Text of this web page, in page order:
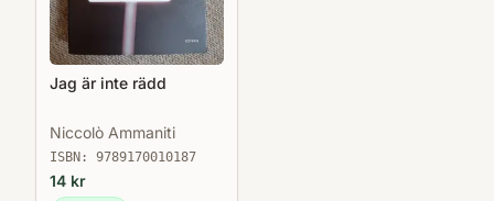
Jag är inte rädd
Niccolò Ammaniti
ISBN: 9789170010187
14 kr